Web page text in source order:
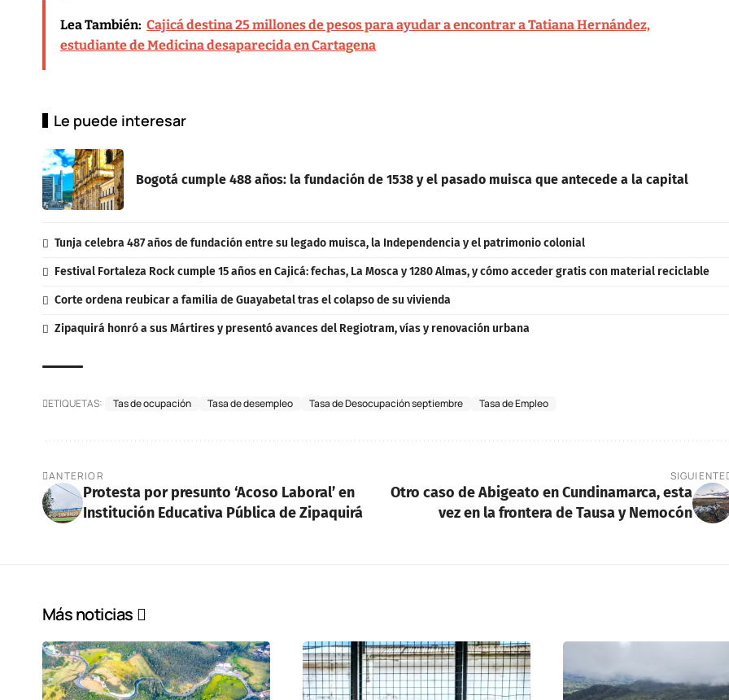
Lea También: Cajicá destina 25 millones de pesos para ayudar a encontrar a Tatiana Hernández,
estudiante de Medicina desaparecida en Cartagena
Le puede interesar
Bogotá cumple 488 años: la fundación de 1538 y el pasado muisca que antecede a la capital
Tunja celebra 487 años de fundación entre su legado muisca, la Independencia y el patrimonio colonial
Festival Fortaleza Rock cumple 15 años en Cajicá: fechas, La Mosca y 1280 Almas, y cómo acceder gratis con material reciclable
Corte ordena reubicar a familia de Guayabetal tras el colapso de su vivienda
Zipaquirá honró a sus Mártires y presentó avances del Regiotram, vías y renovación urbana
ETIQUETAS: Tas de ocupación Tasa de desempleo Tasa de Desocupación septiembre Tasa de Empleo
ANTERIOR
Protesta por presunto ‘Acoso Laboral’ en
Institución Educativa Pública de Zipaquirá
SIGUIENTE
Otro caso de Abigeato en Cundinamarca, esta
vez en la frontera de Tausa y Nemocón
Más noticias